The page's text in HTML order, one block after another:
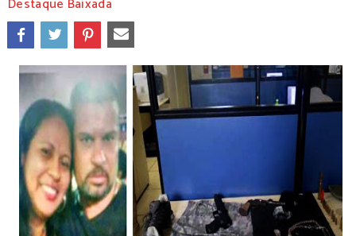
Destaque Baixada